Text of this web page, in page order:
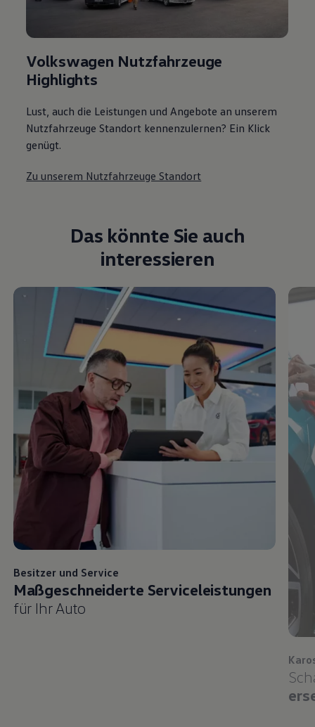
Volkswagen Nutzfahrzeuge
Highlights
Lust, auch die Leistungen und Angebote an unserem
Nutzfahrzeuge Standort kennenzulernen? Ein Klick
genügt.
Zu unserem Nutzfahrzeuge Standort
Das könnte Sie auch
interessieren
Besitzer und Service
Maßgeschneiderte Serviceleistungen
für Ihr Auto